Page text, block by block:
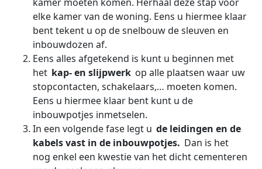
elke kamer van de woning. Eens u hiermee klaar
bent tekent u op de snelbouw de sleuven en
inbouwdozen af.
Eens alles afgetekend is kunt u beginnen met
het kap- en slijpwerk op alle plaatsen waar uw
stopcontacten, schakelaars,… moeten komen.
Eens u hiermee klaar bent kunt u de
inbouwpotjes inmetselen.
In een volgende fase legt u de leidingen en de
kabels vast in de inbouwpotjes. Dan is het
nog enkel een kwestie van het dicht cementeren